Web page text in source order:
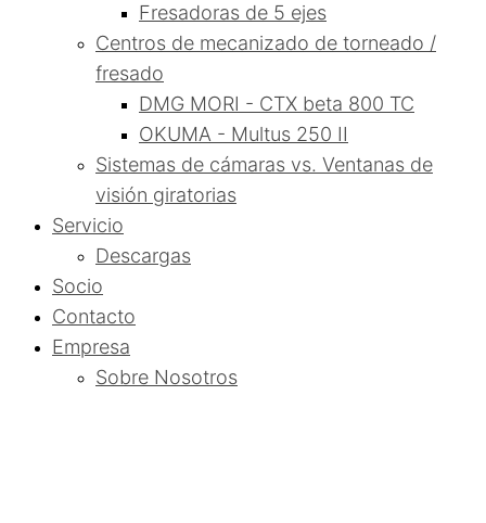
Fresadoras de 5 ejes
Centros de mecanizado de torneado /
fresado
DMG MORI - CTX beta 800 TC
OKUMA - Multus 250 II
Sistemas de cámaras vs. Ventanas de
visión giratorias
Servicio
Descargas
Socio
Contacto
Empresa
Sobre Nosotros